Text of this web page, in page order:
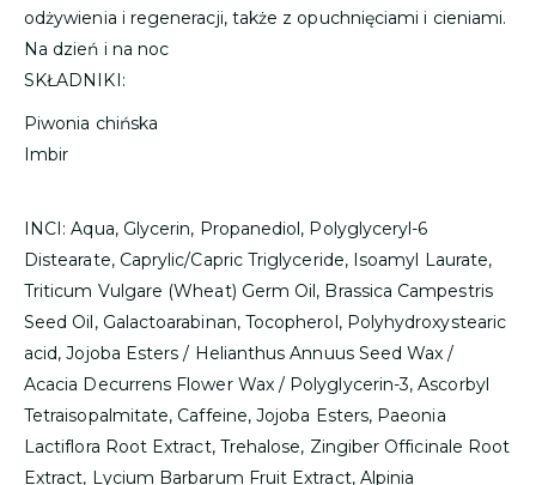
odżywienia i regeneracji, także z opuchnięciami i cieniami.
Na dzień i na noc
SKŁADNIKI:
Piwonia chińska
Imbir
INCI: Aqua, Glycerin, Propanediol, Polyglyceryl-6
Distearate, Caprylic/Capric Triglyceride, Isoamyl Laurate,
Triticum Vulgare (Wheat) Germ Oil, Brassica Campestris
Seed Oil, Galactoarabinan, Tocopherol, Polyhydroxystearic
acid, Jojoba Esters / Helianthus Annuus Seed Wax /
Acacia Decurrens Flower Wax / Polyglycerin-3, Ascorbyl
Tetraisopalmitate, Caffeine, Jojoba Esters, Paeonia
Lactiflora Root Extract, Trehalose, Zingiber Officinale Root
Extract, Lycium Barbarum Fruit Extract, Alpinia